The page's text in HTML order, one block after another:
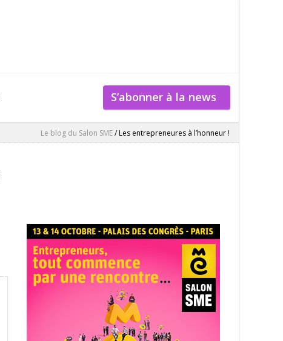
S’abonner à la news
Le blog du Salon SME/Les entrepreneures à l’honneur !